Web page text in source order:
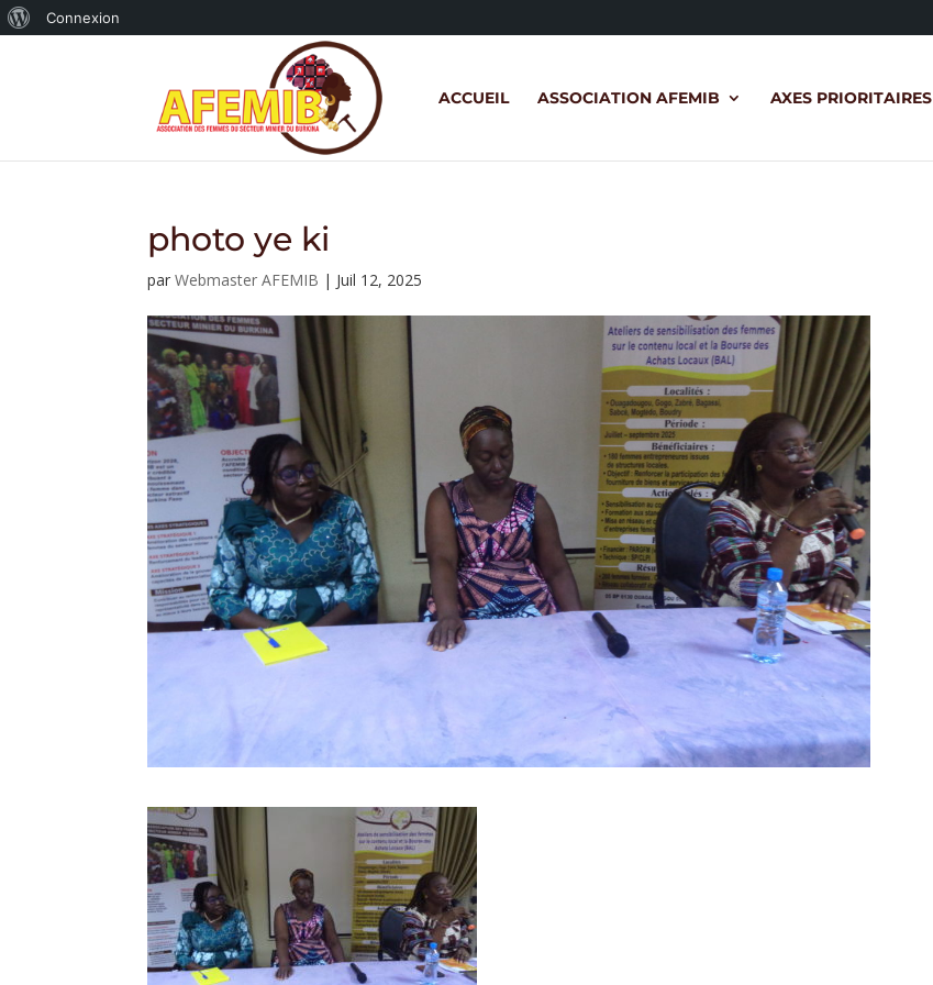
Connexion
ACCUEIL ASSOCIATION AFEMIB AXES PRIORITAIRES
photo ye ki
parWebmaster AFEMIB | Juil 12, 2025